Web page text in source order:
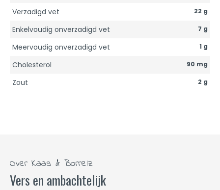
Verzadigd vet 22 g
Enkelvoudig onverzadigd vet 7 g
Meervoudig onverzadigd vet 1 g
Cholesterol 90 mg
Zout 2 g
Over Kaas & Borrelz
Vers en ambachtelijk